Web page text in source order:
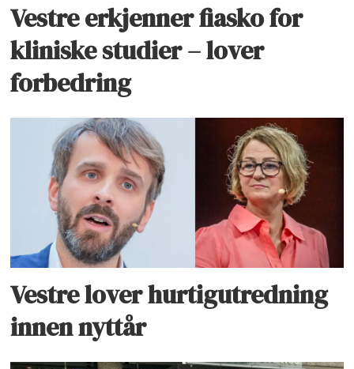
Vestre erkjenner fiasko for
kliniske studier – lover
forbedring
Vestre lover hurtigutredning
innen nyttår